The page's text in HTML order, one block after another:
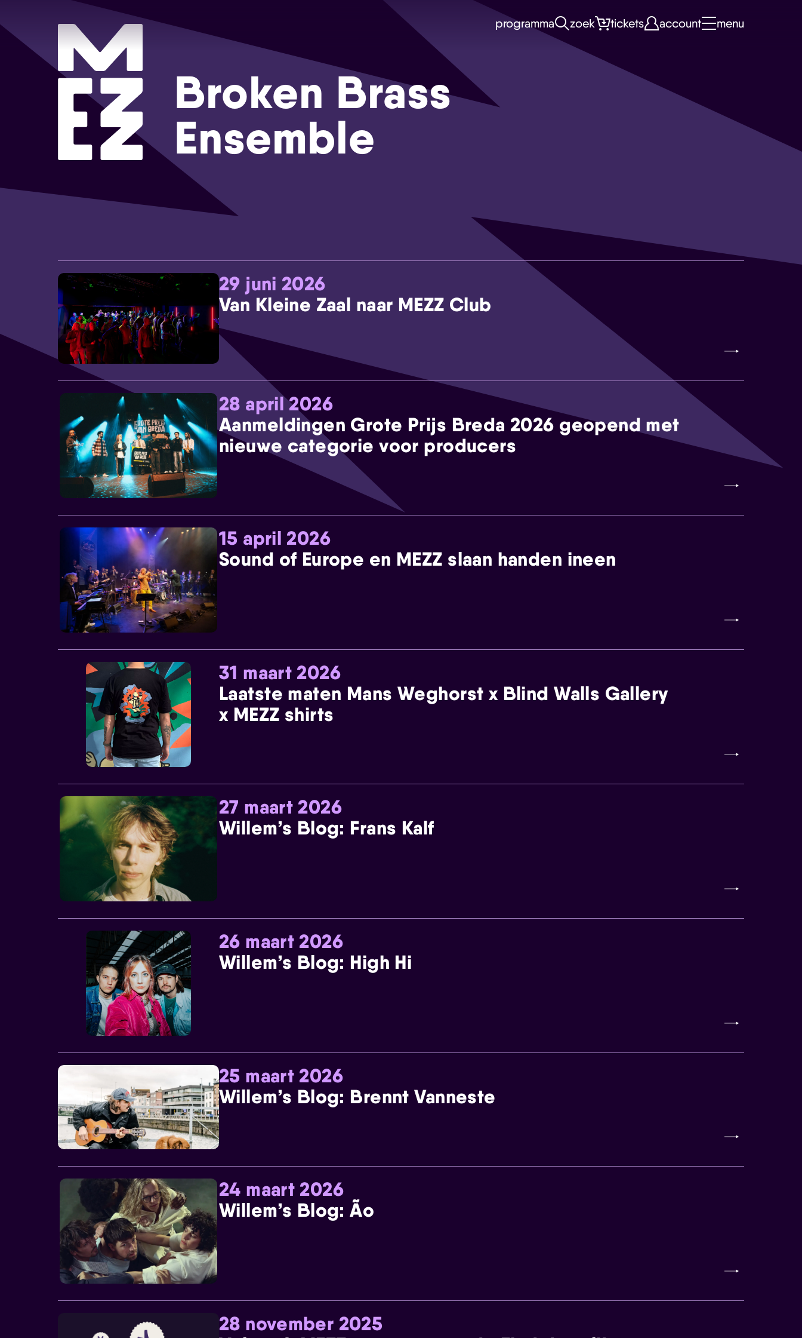
programma zoek tickets account menu
Broken Brass
Ensemble
29 juni 2026
Van Kleine Zaal naar MEZZ Club
28 april 2026
Aanmeldingen Grote Prijs Breda 2026 geopend met
nieuwe categorie voor producers
15 april 2026
Sound of Europe en MEZZ slaan handen ineen
31 maart 2026
Laatste maten Mans Weghorst x Blind Walls Gallery
x MEZZ shirts
27 maart 2026
Willem’s Blog: Frans Kalf
26 maart 2026
Willem’s Blog: High Hi
25 maart 2026
Willem’s Blog: Brennt Vanneste
24 maart 2026
Willem’s Blog: Ão
28 november 2025